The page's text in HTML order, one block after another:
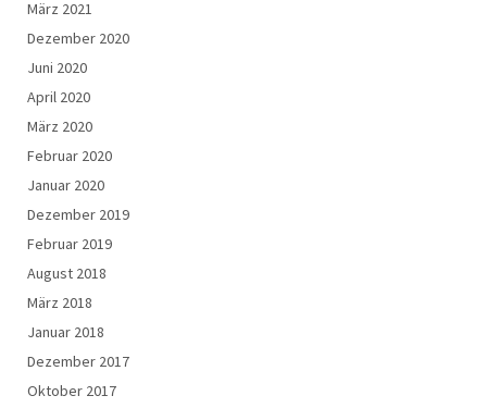
März 2021
Dezember 2020
Juni 2020
April 2020
März 2020
Februar 2020
Januar 2020
Dezember 2019
Februar 2019
August 2018
März 2018
Januar 2018
Dezember 2017
Oktober 2017